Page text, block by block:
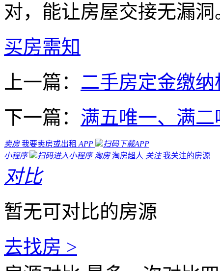
对，能让房屋交接无漏洞
买房需知
上一篇： 二手房定金缴
下一篇： 满五唯一、满
卖房 我要卖房或出租 APP
扫码下载APP
小程序
扫码进入小程序 淘房 淘房超人 关注 我关注的房源
对比
暂无可对比的房源
去找房 >